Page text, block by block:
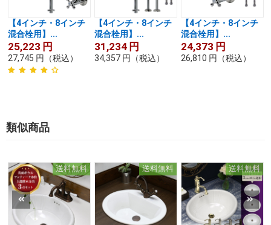
【4インチ・8インチ
混合栓用】...
25,223 円
27,745 円 （税込）
【4インチ・8インチ
混合栓用】...
31,234 円
34,357 円 （税込）
【4インチ・8インチ
混合栓用】...
24,373 円
26,810 円 （税込）
類似商品
送料無料 送料無料 送料無料